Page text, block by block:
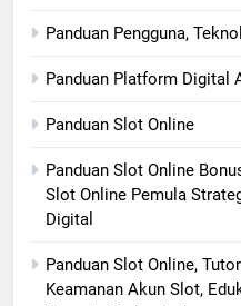
Panduan Pengguna,
Panduan Platform Digital
Panduan Slot Online
Panduan Slot Online
Slot Online Pemula
Digital
Panduan Slot Online,
Keamanan Akun Slot,